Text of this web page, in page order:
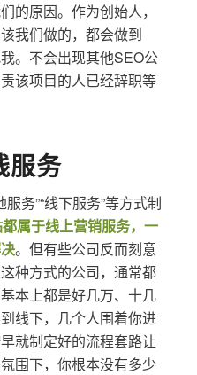
的原因。作为创始人，
我们做的，都会做到
。不会出现其他SEO公
该项目的人已经辞职等
服务
务”“线下服务”等方式制
属于线上营销服务，一
。但有些公司反而刻意
种方式的公司，通常都
本上都是好几万、十几
线下，几个人围着你进
就制定好的流程套路让
围下，你根本没有多少